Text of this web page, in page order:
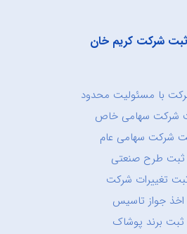
شرکت کریم خان
با مسئولیت محدود
شرکت سهامی خاص
شرکت سهامی عام
ثبت طرح صنعتی
تغییرات شرکت
اخذ جواز تاسیس
ثبت برند پوشاک